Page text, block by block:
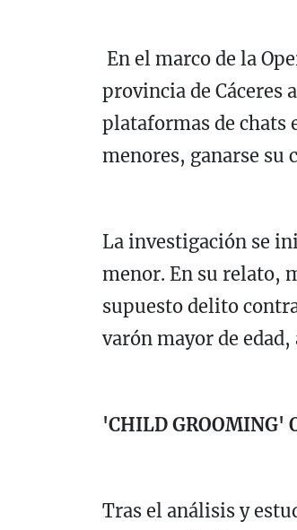
En el marco de la
provincia de Cáceres
plataformas de chats
menores, ganarse su
La investigación se
menor. En su relato,
supuesto delito
varón mayor de
'CHILD GROOMING'
Tras el análisis y